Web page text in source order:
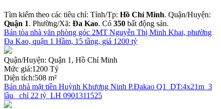
Tìm kiếm theo các tiêu chí: Tỉnh/Tp: Hồ Chí Minh. Quận/Huyện:
Quận 1. Phường/Xã: Đa Kao. Có 350 bất động sản.
Bán tòa nhà văn phòng góc 2MT Nguyễn Thị Minh Khai, phường
Đa Kao, quận 1 Hầm, 15 tầng, giá 1200 tỷ
Quận/Huyện: Quận 1, Hồ Chí Minh
Mức giá:1200 Tỷ
Diện tích:508 m²
Bán nhà mặt tiền Huỳnh Khương Ninh P.Đakao Q1_DT:4x21m_3
lầu_ chỉ 22 tỷ_LH 0901311525